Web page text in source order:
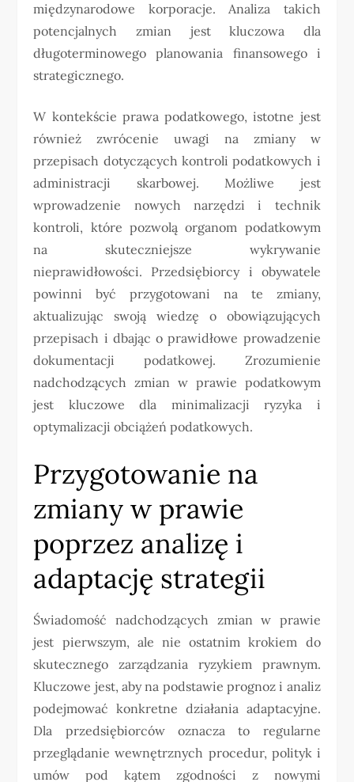
międzynarodowe korporacje. Analiza takich
potencjalnych zmian jest kluczowa dla
długoterminowego planowania finansowego i
strategicznego.
W kontekście prawa podatkowego, istotne jest
również zwrócenie uwagi na zmiany w
przepisach dotyczących kontroli podatkowych i
administracji skarbowej. Możliwe jest
wprowadzenie nowych narzędzi i technik
kontroli, które pozwolą organom podatkowym
na skuteczniejsze wykrywanie
nieprawidłowości. Przedsiębiorcy i obywatele
powinni być przygotowani na te zmiany,
aktualizując swoją wiedzę o obowiązujących
przepisach i dbając o prawidłowe prowadzenie
dokumentacji podatkowej. Zrozumienie
nadchodzących zmian w prawie podatkowym
jest kluczowe dla minimalizacji ryzyka i
optymalizacji obciążeń podatkowych.
Przygotowanie na
zmiany w prawie
poprzez analizę i
adaptację strategii
Świadomość nadchodzących zmian w prawie
jest pierwszym, ale nie ostatnim krokiem do
skutecznego zarządzania ryzykiem prawnym.
Kluczowe jest, aby na podstawie prognoz i analiz
podejmować konkretne działania adaptacyjne.
Dla przedsiębiorców oznacza to regularne
przeglądanie wewnętrznych procedur, polityk i
umów pod kątem zgodności z nowymi